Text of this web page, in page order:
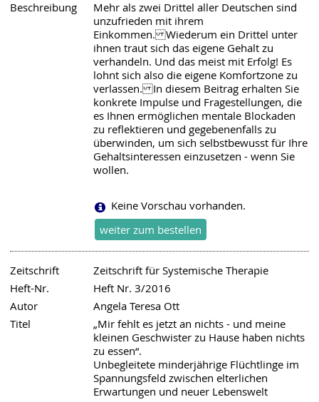
Beschreibung
Mehr als zwei Drittel aller Deutschen sind
unzufrieden mit ihrem
Einkommen. Wiederum ein Drittel unter
ihnen traut sich das eigene Gehalt zu
verhandeln. Und das meist mit Erfolg! Es
lohnt sich also die eigene Komfortzone zu
verlassen. In diesem Beitrag erhalten Sie
konkrete Impulse und Fragestellungen, die
es Ihnen ermöglichen mentale Blockaden
zu reflektieren und gegebenenfalls zu
überwinden, um sich selbstbewusst für Ihre
Gehaltsinteressen einzusetzen - wenn Sie
wollen.
Keine Vorschau vorhanden.
Zeitschrift
Zeitschrift für Systemische Therapie
Heft-Nr.
Heft Nr. 3/2016
Autor
Angela Teresa Ott
Titel
„Mir fehlt es jetzt an nichts - und meine
kleinen Geschwister zu Hause haben nichts
zu essen“.
Unbegleitete minderjährige Flüchtlinge im
Spannungsfeld zwischen elterlichen
Erwartungen und neuer Lebenswelt